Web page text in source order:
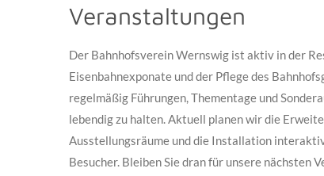
Veranstaltungen
Der Bahnhofsverein Wernswig ist aktiv in der
Eisenbahnexponate und der Pflege des
regelmäßig Führungen, Thementage und
lebendig zu halten. Aktuell planen wir die
Ausstellungsräume und die Installation
Besucher. Bleiben Sie dran für unsere nächsten